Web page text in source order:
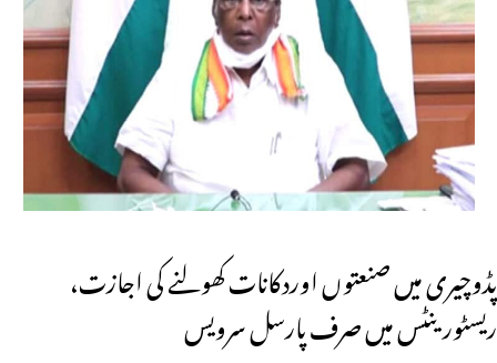
پڈوچیری میں صنعتوں اوردکانات کھولنے کی اجازت،
ریسٹورینٹس میں صرف پارسل سرویس